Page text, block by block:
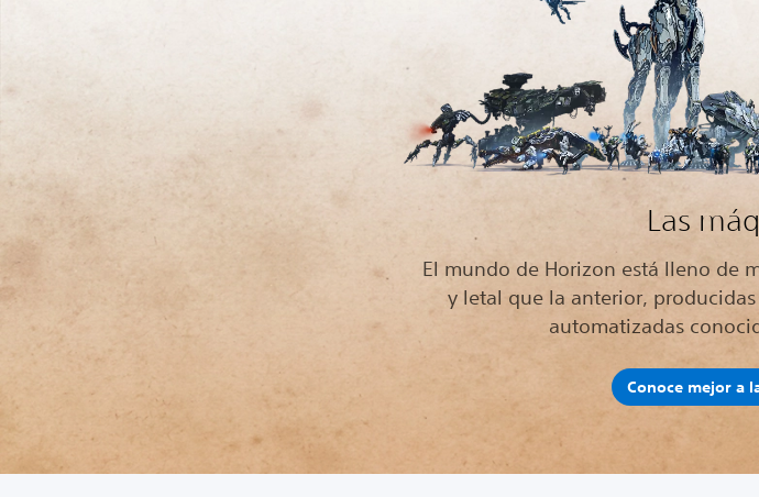
Las
El mundo de Horizon está lleno de
y letal que la anterior,
automatizadas
Conoce mejor a